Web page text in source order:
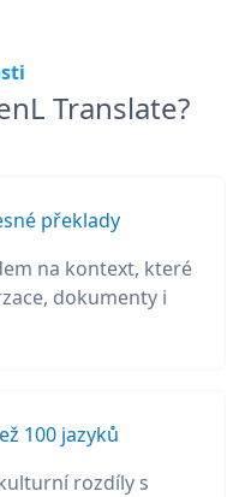
Translate?
překlady
na kontext, které
dokumenty i
100 jazyků
rozdíly s